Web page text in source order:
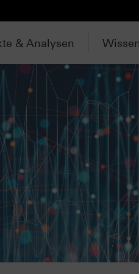
& Analysen